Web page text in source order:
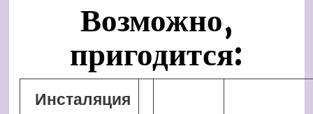
Возможно,
пригодится:
Инсталяция